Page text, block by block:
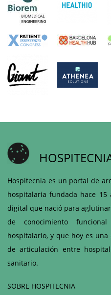
Hospitecnia es un portal de
hospitalaria fundada hace
digital que nació para
de conocimiento
hospitalario, y que hoy es
de articulación entre
sanitario.
SOBRE HOSPITECNIA